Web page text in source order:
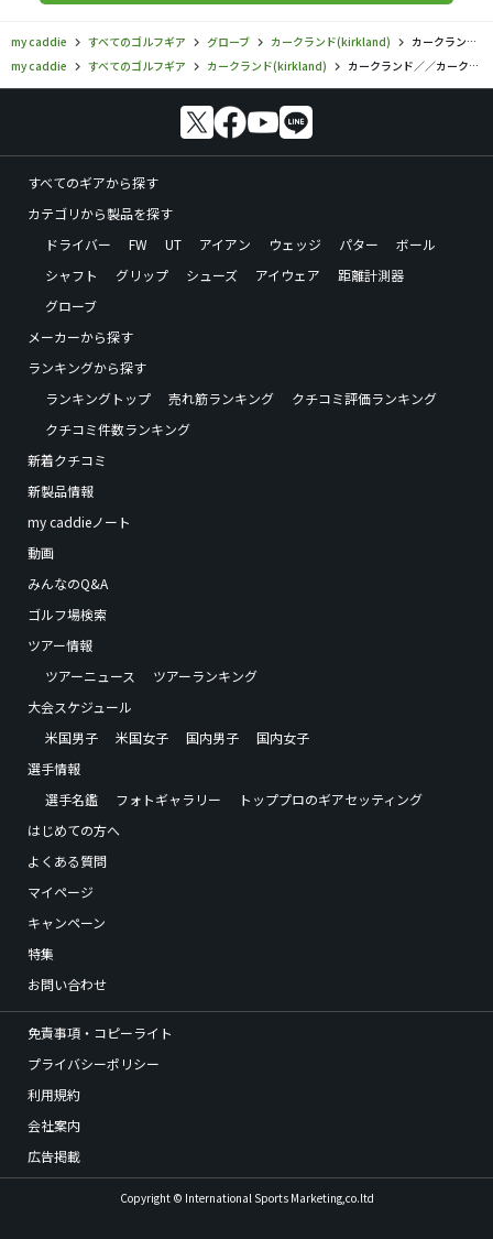
my caddie すべてのゴルフギア グローブ カークランド(kirkland)
カークランド／／カークランドシグネチャー グローブの口コミ評価
my caddie
すべてのゴルフギア カークランド(kirkland) カークランド／／カークランドシグネチャー グローブの口コミ評価
すべてのギアから探す
カテゴリから製品を探す
ドライバー
FW UT アイアン ウェッジ パター
ボール
シャフト
グリップ シューズ アイウェア
距離計測器
グローブ
メーカーから探す
ランキングから探す
ランキングトップ
売れ筋ランキング
クチコミ評価ランキング
クチコミ件数ランキング
新着クチコミ
新製品情報
my caddieノート
動画
みんなのQ&A
ゴルフ場検索
ツアー情報
ツアーニュース
ツアーランキング
大会スケジュール
米国男子
米国女子 国内男子
国内女子
選手情報
選手名鑑
フォトギャラリー
トッププロのギアセッティング
はじめての方へ
よくある質問
マイページ
キャンペーン
特集
お問い合わせ
免責事項・コピーライト
プライバシーポリシー
利用規約
会社案内
広告掲載
Copyright © International Sports Marketing,co.ltd